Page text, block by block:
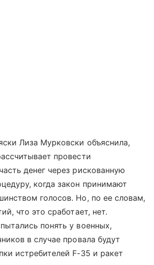
Лиза Мурковски объяснила,
провести
денег через рискованную
когда закон принимают
голосов. Но, по ее словам,
что это сработает, нет.
понять у военных,
в случае провала будут
истребителей F-35 и ракет